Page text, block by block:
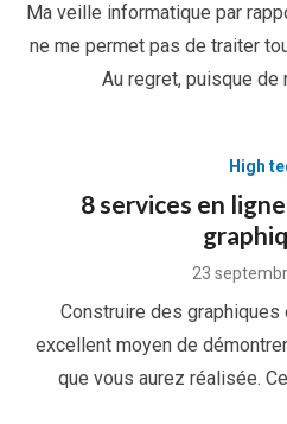
Ma veille informatique par
ne me permet pas de traiter
Au regret, puisque
High
8 services en
Posted
23
Construire des graphiques
excellent moyen de
que vous aurez réalisée.